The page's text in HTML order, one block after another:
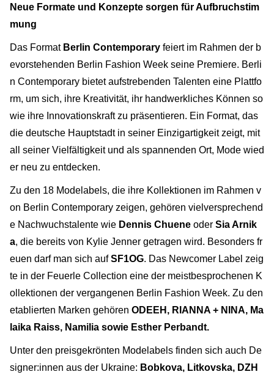
Neue Formate und Konzepte sorgen für Aufbruchstim
mung
Das Format Berlin Contemporary feiert im Rahmen der b
evorstehenden Berlin Fashion Week seine Premiere. Berli
n Contemporary bietet aufstrebenden Talenten eine Plattfo
rm, um sich, ihre Kreativität, ihr handwerkliches Können so
wie ihre Innovationskraft zu präsentieren. Ein Format, das
die deutsche Hauptstadt in seiner Einzigartigkeit zeigt, mit
all seiner Vielfältigkeit und als spannenden Ort, Mode wied
er neu zu entdecken.
Zu den 18 Modelabels, die ihre Kollektionen im Rahmen v
on Berlin Contemporary zeigen, gehören vielversprechend
e Nachwuchstalente wie Dennis Chuene oder Sia Arnik
a, die bereits von Kylie Jenner getragen wird. Besonders fr
euen darf man sich aufSF1OG. Das Newcomer Label zeig
te in der Feuerle Collection eine der meistbesprochenen K
ollektionen der vergangenen Berlin Fashion Week. Zu den
etablierten Marken gehören ODEEH, RIANNA + NINA, Ma
laika Raiss, Namilia sowie Esther Perbandt.
Unter den preisgekrönten Modelabels finden sich auch De
signer:innen aus der Ukraine: Bobkova, Litkovska, DZH